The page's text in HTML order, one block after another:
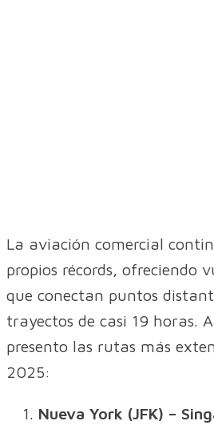
La aviación comercial
propios récords, ofreciendo
que conectan puntos
trayectos de casi 19 horas.
presento las rutas más
2025:
Nueva York (JFK) –